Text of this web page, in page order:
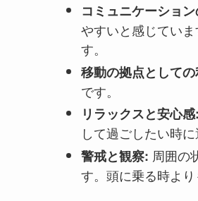
コミュニケーショ
やすいと感じてい
す。
移動の拠点としての
です。
リラックスと安心感:
して過ごしたい時
警戒と観察: 周囲の
す。頭に乗る時よ